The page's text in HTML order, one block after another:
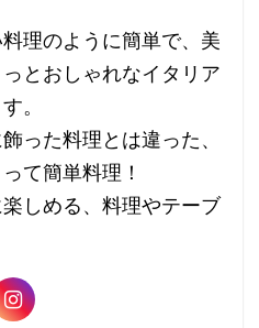
理のように簡単で、美
とおしゃれなイタリア
。
った料理とは違った、
て簡単料理！
しめる、料理やテーブ